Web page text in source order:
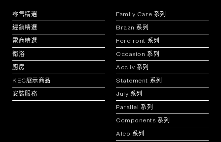
零售精選
經銷精選
電商精選
衛浴
廚房
KEC展示商品
安裝服務
Family Care 系列
Brazn 系列
Forefront 系列
Occasion 系列
Accliv 系列
Statement 系列
July 系列
Parallel 系列
Components 系列
Aleo 系列